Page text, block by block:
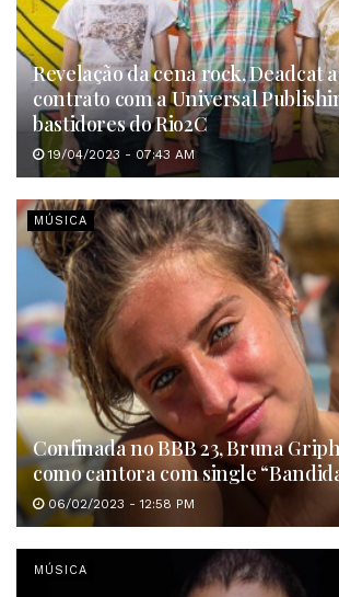
Revelação da cena rock, Deadcat
contrato com a Universal
bastidores do Rio2C
19/04/2023 - 07:43 AM
MÚSICA
Confinada no BBB 23, Bruna
como cantora com single
06/02/2023 - 12:58 PM
MÚSICA